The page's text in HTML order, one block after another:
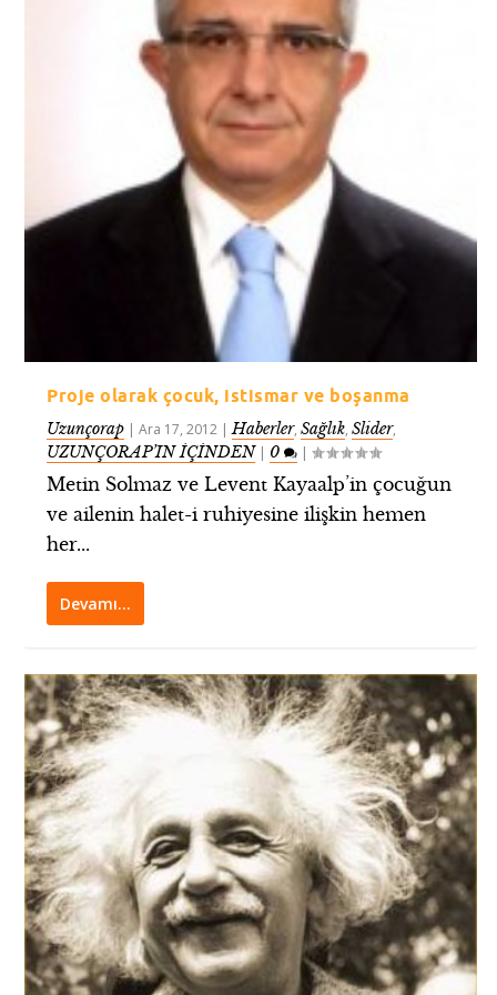
Proje olarak çocuk, istismar ve boşanma
Uzunçorap |Ara 17, 2012 |Haberler,Sağlık,Slider,
UZUNÇORAP’IN İÇİNDEN| 0 |
Metin Solmaz ve Levent Kayaalp’in çocuğun
ve ailenin halet-i ruhiyesine ilişkin hemen
her...
Devamı…